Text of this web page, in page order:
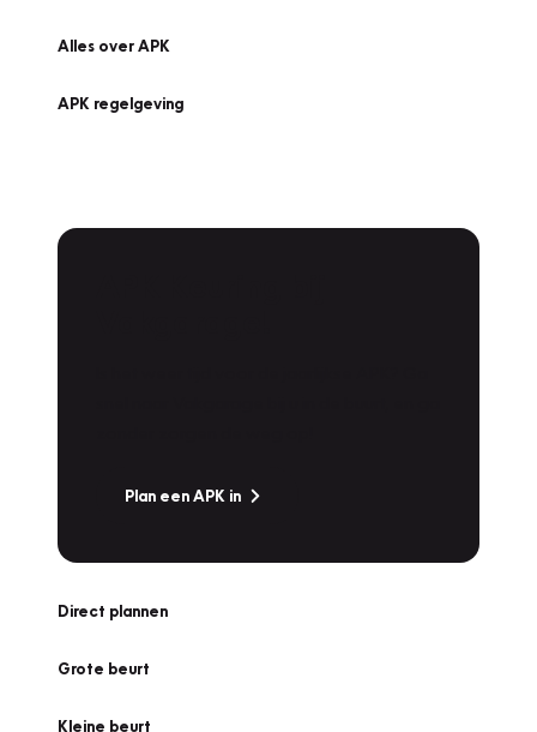
Alles over APK
APK regelgeving
Plan een APK in
Direct plannen
Grote beurt
Kleine beurt